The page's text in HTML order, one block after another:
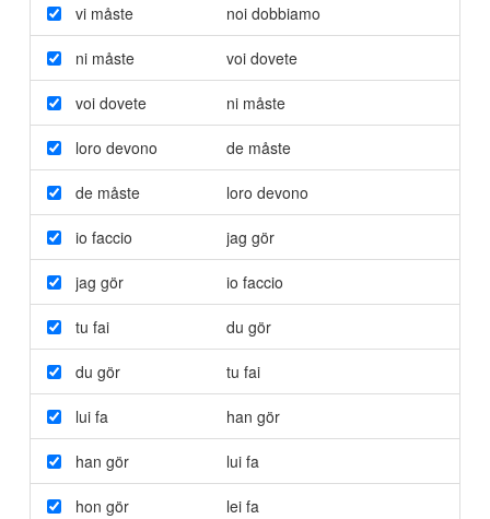
vi måste noi dobbiamo
ni måste voi dovete
voi dovete ni måste
loro devono de måste
de måste loro devono
io faccio jag gör
jag gör io faccio
tu fai du gör
du gör tu fai
lui fa han gör
han gör lui fa
hon gör lei fa